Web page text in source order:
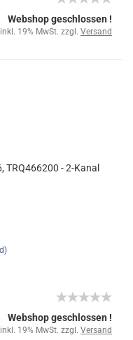
Webshop geschlossen !
inkl. 19% MwSt. zzgl. Versand
TRQ466200 - 2-Kanal
Webshop geschlossen !
inkl. 19% MwSt. zzgl. Versand